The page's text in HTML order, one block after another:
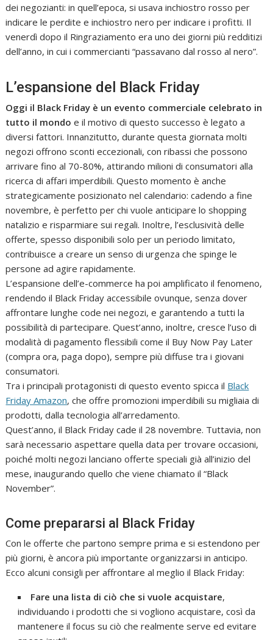
dei negozianti: in quell’epoca, si usava inchiostro rosso per
indicare le perdite e inchiostro nero per indicare i profitti. Il
venerdì dopo il Ringraziamento era uno dei giorni più redditizi
dell’anno, in cui i commercianti “passavano dal rosso al nero”.
L’espansione del Black Friday
Oggi il Black Friday è un evento commerciale celebrato in
tutto il mondo e il motivo di questo successo è legato a
diversi fattori. Innanzitutto, durante questa giornata molti
negozi offrono sconti eccezionali, con ribassi che possono
arrivare fino al 70-80%, attirando milioni di consumatori alla
ricerca di affari imperdibili. Questo momento è anche
strategicamente posizionato nel calendario: cadendo a fine
novembre, è perfetto per chi vuole anticipare lo shopping
natalizio e risparmiare sui regali. Inoltre, l’esclusività delle
offerte, spesso disponibili solo per un periodo limitato,
contribuisce a creare un senso di urgenza che spinge le
persone ad agire rapidamente.
L’espansione dell’e-commerce ha poi amplificato il fenomeno,
rendendo il Black Friday accessibile ovunque, senza dover
affrontare lunghe code nei negozi, e garantendo a tutti la
possibilità di partecipare. Quest’anno, inoltre, cresce l’uso di
modalità di pagamento flessibili come il Buy Now Pay Later
(compra ora, paga dopo), sempre più diffuse tra i giovani
consumatori.
Tra i principali protagonisti di questo evento spicca il Black
Friday Amazon, che offre promozioni imperdibili su migliaia di
prodotti, dalla tecnologia all’arredamento.
Quest’anno, il Black Friday cade il 28 novembre. Tuttavia, non
sarà necessario aspettare quella data per trovare occasioni,
poiché molti negozi lanciano offerte speciali già all’inizio del
mese, inaugurando quello che viene chiamato il “Black
November”.
Come prepararsi al Black Friday
Con le offerte che partono sempre prima e si estendono per
più giorni, è ancora più importante organizzarsi in anticipo.
Ecco alcuni consigli per affrontare al meglio il Black Friday:
Fare una lista di ciò che si vuole acquistare,
individuando i prodotti che si vogliono acquistare, così da
mantenere il focus su ciò che realmente serve ed evitare